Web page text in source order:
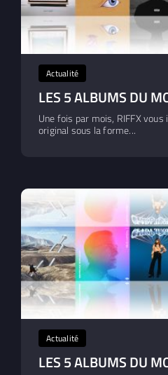
Actualité
LES 5 ALBUMS DU
Une fois par mois, RIFFX
original sous la forme...
Actualité
LES 5 ALBUMS DU